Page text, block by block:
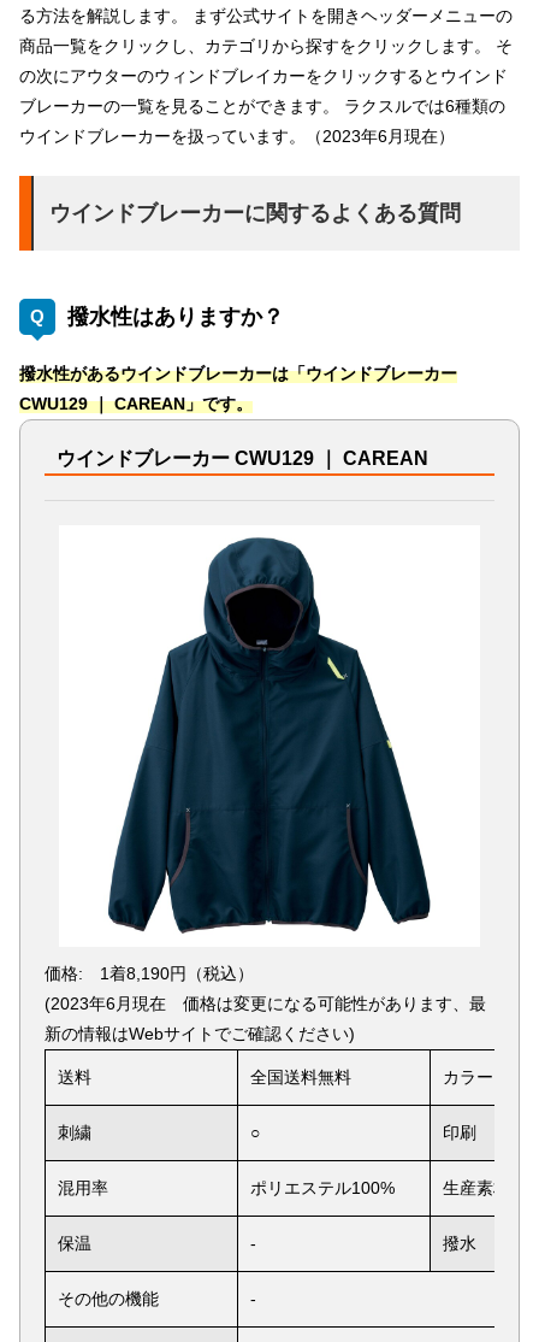
る方法を解説します。 まず公式サイトを開きヘッダーメニューの
商品一覧をクリックし、カテゴリから探すをクリックします。 そ
の次にアウターのウィンドブレイカーをクリックするとウインド
ブレーカーの一覧を見ることができます。 ラクスルでは6種類の
ウインドブレーカーを扱っています。（2023年6月現在）
ウインドブレーカーに関するよくある質問
撥水性はありますか？
撥水性があるウインドブレーカーは「ウインドブレーカー
CWU129 ｜ CAREAN」です。
ウインドブレーカー CWU129 ｜ CAREAN
価格: 1着8,190円（税込）
(2023年6月現在 価格は変更になる可能性があります、最
新の情報はWebサイトでご確認ください)
送料 全国送料無料 カラー
刺繍 ○ 印刷
混用率 ポリエステル100% 生産素材
保温 - 撥水
その他の機能 -